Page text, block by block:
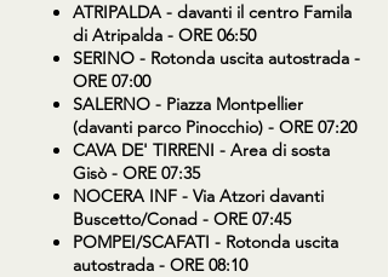
ATRIPALDA - davanti il centro Famila
di Atripalda - ORE 06:50
SERINO - Rotonda uscita autostrada -
ORE 07:00
SALERNO - Piazza Montpellier
(davanti parco Pinocchio) - ORE 07:20
CAVA DE' TIRRENI - Area di sosta
Gisò - ORE 07:35
NOCERA INF - Via Atzori davanti
Buscetto/Conad - ORE 07:45
POMPEI/SCAFATI - Rotonda uscita
autostrada - ORE 08:10